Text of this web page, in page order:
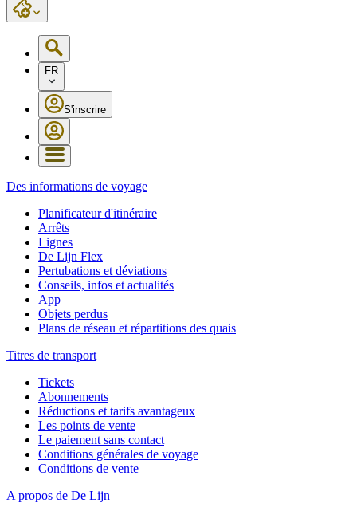
FR
S'inscrire
Des informations de voyage
Planificateur d'itinéraire
Arrêts
Lignes
De Lijn Flex
Pertubations et déviations
Conseils, infos et actualités
App
Objets perdus
Plans de réseau et répartitions des quais
Titres de transport
Tickets
Abonnements
Réductions et tarifs avantageux
Les points de vente
Le paiement sans contact
Conditions générales de voyage
Conditions de vente
A propos de De Lijn